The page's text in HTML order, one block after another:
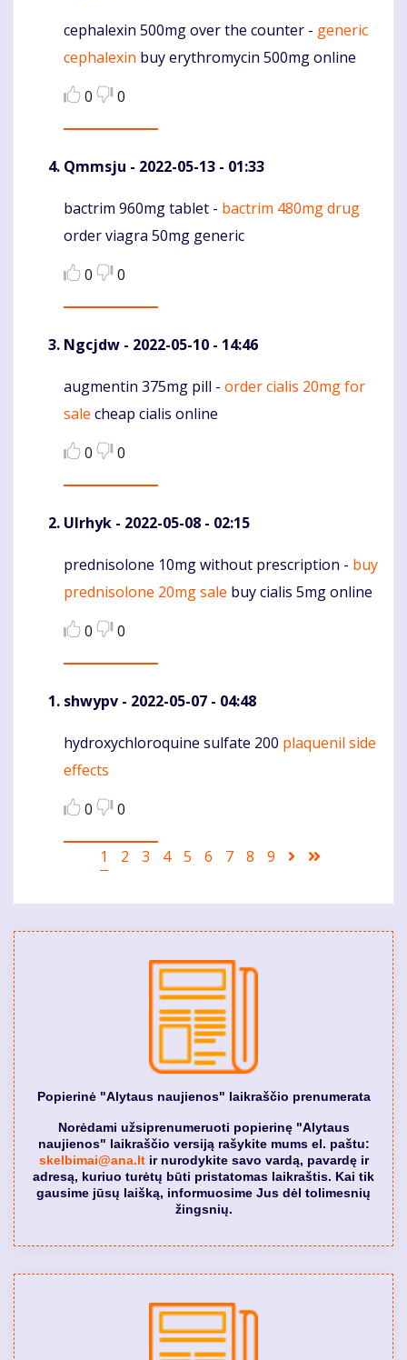
Komentaras
cephalexin 500mg over the counter - generic
cephalexin buy erythromycin 500mg online
0
0
Qmmsju - 2022-05-13 - 01:33
Komentaras
bactrim 960mg tablet - bactrim 480mg drug
order viagra 50mg generic
0
0
Ngcjdw - 2022-05-10 - 14:46
Komentaras
augmentin 375mg pill - order cialis 20mg for
sale cheap cialis online
0
0
Ulrhyk - 2022-05-08 - 02:15
Komentaras
prednisolone 10mg without prescription - buy
prednisolone 20mg sale buy cialis 5mg online
0
0
shwypv - 2022-05-07 - 04:48
Komentaras
hydroxychloroquine sulfate 200 plaquenil side
effects
0
0
Pagination
Current
1 Puslapis
2 Puslapis
3 Puslapis
4 Puslapis
5 Puslapis
6 Puslapis
7 Puslapis
8 Puslapis
9
Sekantis
Popierinė "Alytaus naujienos" laikraščio prenumerata
Norėdami užsiprenumeruoti popierinę "Alytaus
naujienos" laikraščio versiją rašykite mums el. paštu:
skelbimai@ana.ltir nurodykite savo vardą, pavardę ir
adresą, kuriuo turėtų būti pristatomas laikraštis. Kai tik
gausime jūsų laišką, informuosime Jus dėl tolimesnių
žingsnių.